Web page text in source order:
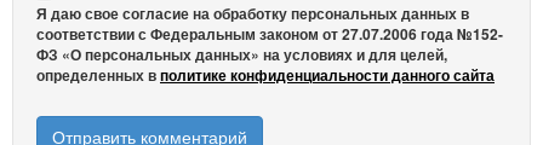
Я даю свое согласие на обработку персональных данных в
соответствии с Федеральным законом от 27.07.2006 года №152-
ФЗ «О персональных данных» на условиях и для целей,
определенных вполитике конфиденциальности данного сайта